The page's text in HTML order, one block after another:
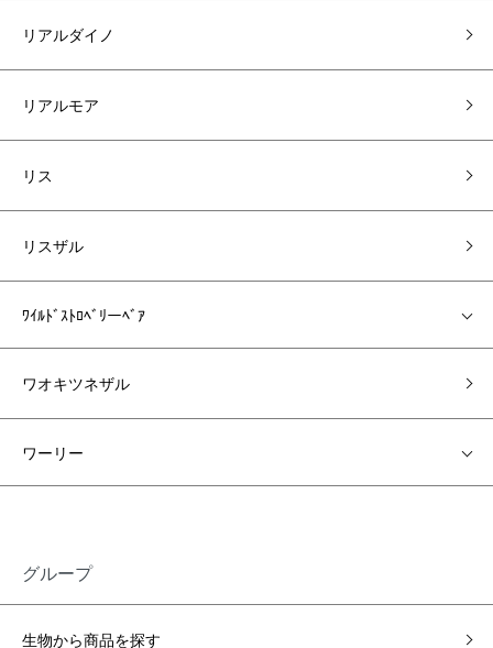
リアルダイノ
リアルモア
リス
リスザル
ﾜｲﾙﾄﾞｽﾄﾛﾍﾞﾘーﾍﾞｱ
ワオキツネザル
ワーリー
グループ
生物から商品を探す